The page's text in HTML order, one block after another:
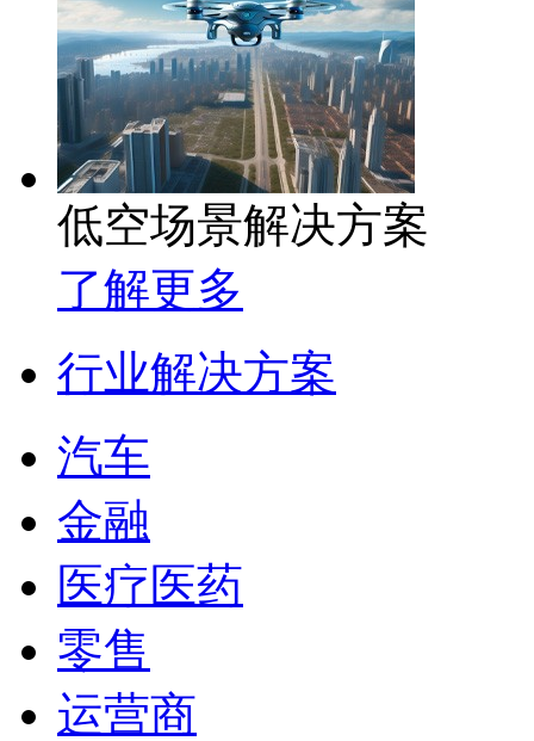
低空场景解决方案
了解更多
行业解决方案
汽车
金融
医疗医药
零售
运营商